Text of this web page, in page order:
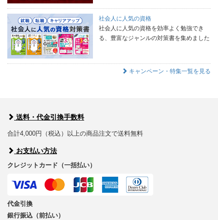
社会人に人気の資格
社会人に人気の資格を効率よく勉強でき
る、豊富なジャンルの対策書を集めました
キャンペーン・特集一覧を見る
送料・代金引換手数料
合計4,000円（税込）以上の商品注文で送料無料
お支払い方法
クレジットカード（一括払い）
代金引換
銀行振込（前払い）